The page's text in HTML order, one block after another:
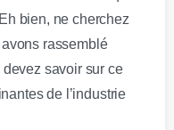
bien, ne cherchez
rassemblé
savoir sur ce
de l’industrie